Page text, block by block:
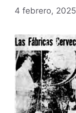
4 febrero, 2025